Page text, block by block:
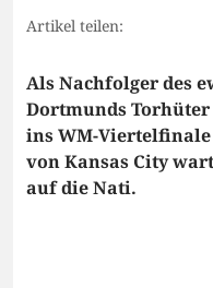
Artikel teilen:
Als Nachfolger des
Dortmunds Torhüter
ins WM-
von Kansas City
auf die Nati.